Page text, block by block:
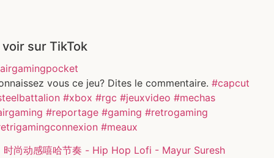
voir sur TikTok
vous ce jeu? Dites le commentaire. #capcut
#xbox #rgc #jeuxvideo #mechas
#reportage #gaming #retrogaming
#meaux
尚动感嘻哈节奏 - Hip Hop Lofi - Mayur Suresh